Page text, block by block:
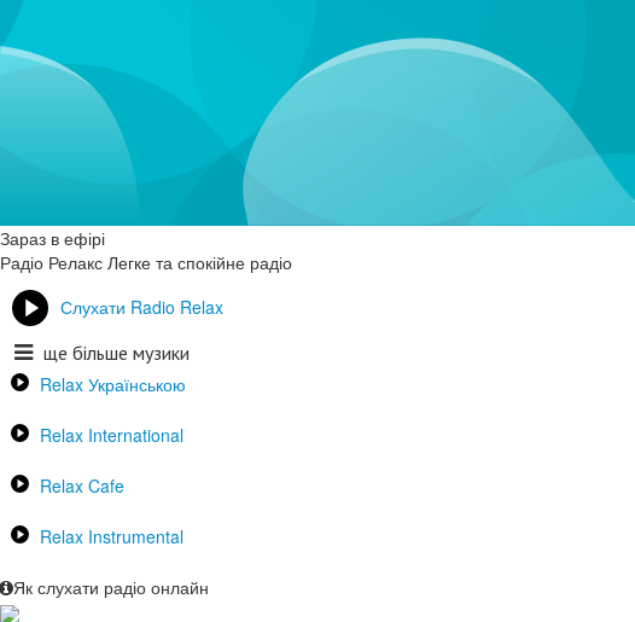
Зараз в ефірі
Радіо Релакс Легке та спокійне радіо
Слухати Radio Relax
ще більше музики
Relax Українською
Relax International
Relax Cafe
Relax Instrumental
Як слухати радіо онлайн